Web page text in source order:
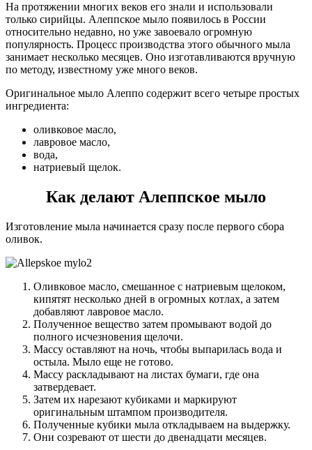
На протяжении многих веков его знали и использовали
только сирийцы. Алеппское мыло появилось в России
относительно недавно, но уже завоевало огромную
популярность. Процесс производства этого обычного мыла
занимает несколько месяцев. Оно изготавливаются вручную
по методу, известному уже много веков.
Оригинальное мыло Алеппо содержит всего четыре простых
ингредиента:
оливковое масло,
лавровое масло,
вода,
натриевый щелок.
Как делают Алеппское мыло
Изготовление мыла начинается сразу после первого сбора
оливок.
Оливковое масло, смешанное с натриевым щелоком,
кипятят несколько дней в огромных котлах, а затем
добавляют лавровое масло.
Полученное вещество затем промывают водой до
полного исчезновения щелочи.
Массу оставляют на ночь, чтобы выпарилась вода и
остыла. Мыло еще не готово.
Массу раскладывают на листах бумаги, где она
затвердевает.
Затем их нарезают кубиками и маркируют
оригинальным штампом производителя.
Полученные кубики мыла откладываем на выдержку.
Они созревают от шести до двенадцати месяцев.